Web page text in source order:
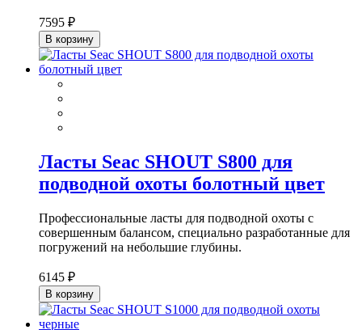
7595 ₽
В корзину
Ласты Seac SHOUT S800 для
подводной охоты болотный цвет
Профессиональные ласты для подводной охоты с
совершенным балансом, специально разработанные для
погружений на небольшие глубины.
6145 ₽
В корзину